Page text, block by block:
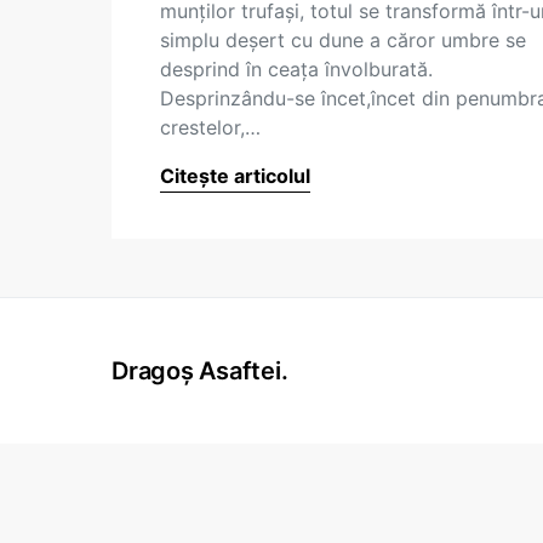
munţilor trufaşi, totul se transformă într-
simplu deşert cu dune a căror umbre se
desprind în ceaţa învolburată.
Desprinzându-se încet,încet din
crestelor,…
Citește articolul
Dragoș Asaftei.